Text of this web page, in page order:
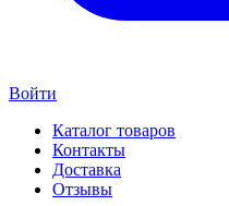
Войти
Каталог товаров
Контакты
Доставка
Отзывы